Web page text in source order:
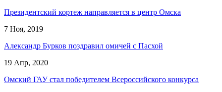
Президентский кортеж направляется в центр Омска
7 Ноя, 2019
Александр Бурков поздравил омичей с Пасхой
19 Апр, 2020
Омский ГАУ стал победителем Всероссийского конкурса